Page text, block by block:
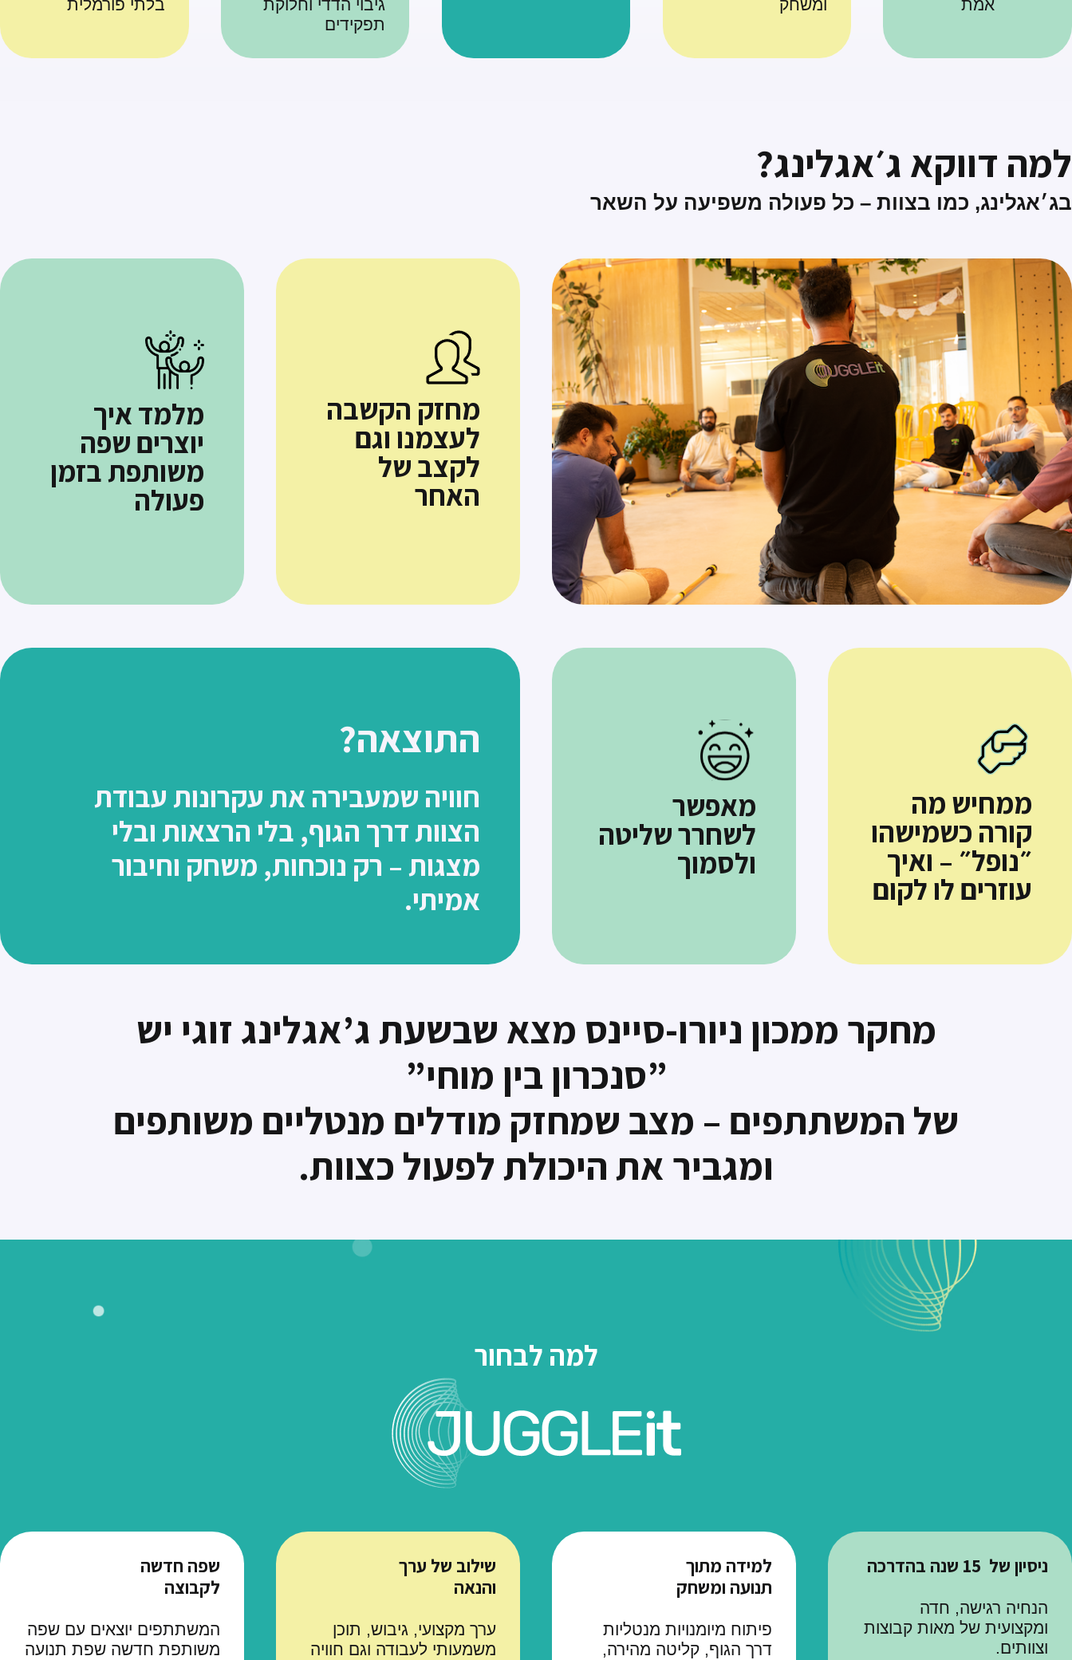
בלתי פורמלית
גיבוי הדדי וחלוקת
תפקידים
ומשחק
אמת
למה דווקא ג׳אגלינג?
בג׳אגלינג, כמו בצוות – כל פעולה משפיעה על השאר
מלמד איך
יוצרים שפה
משותפת בזמן
פעולה
מחזק הקשבה
לעצמנו וגם
לקצב של
האחר
התוצאה?
חוויה שמעבירה את עקרונות עבודת
הצוות דרך הגוף, בלי הרצאות ובלי
מצגות – רק נוכחות, משחק וחיבור
אמיתי.
מאפשר
לשחרר שליטה
ולסמוך
ממחיש מה
קורה כשמישהו
״נופל״ – ואיך
עוזרים לו לקום
מחקר ממכון ניורו-סיינס מצא שבשעת ג’אגלינג זוגי יש
”סנכרון בין מוחי”
של המשתתפים – מצב שמחזק מודלים מנטליים משותפים
ומגביר את היכולת לפעול כצוות.
למה לבחור
שפה חדשה
לקבוצה
המשתתפים יוצאים עם שפה
משותפת חדשה שפת תנועה
שילוב של ערך
והנאה
ערך מקצועי, גיבוש, תוכן
משמעותי לעבודה וגם חוויה
למידה מתוך
תנועה ומשחק
פיתוח מיומנויות מנטליות
דרך הגוף, קליטה מהירה,
ניסיון של 15 שנה בהדרכה
הנחיה רגישה, חדה
ומקצועית של מאות קבוצות
וצוותים.